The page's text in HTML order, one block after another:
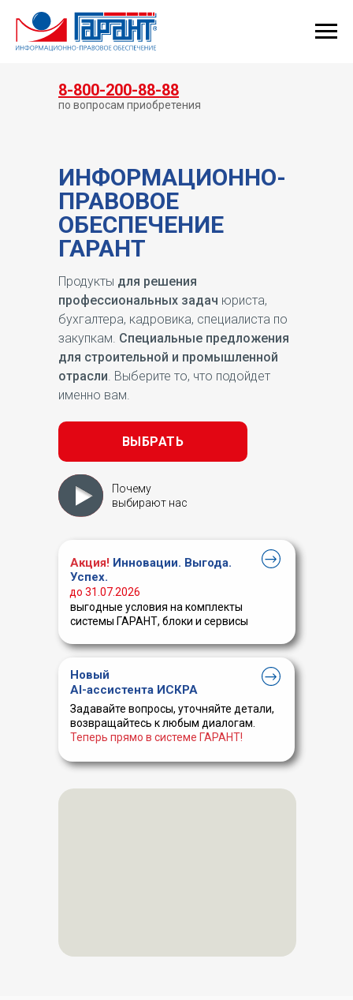
ИНФОРМАЦИОННО-
ПРАВОВОЕ
ОБЕСПЕЧЕНИЕ
ГАРАНТ
Продукты для решения
профессиональных задач юриста,
бухгалтера, кадровика, специалиста по
закупкам. Специальные предложения
для строительной и промышленной
отрасли. Выберите то, что подойдет
именно вам.
ВЫБРАТЬ
Почему
выбирают нас
Акция! Инновации. Выгода.
Успех.
выгодные условия на комплекты
системы ГАРАНТ, блоки и сервисы
до 31.07.2026
8-800-200-88-88
по вопросам приобретения
Новый
AI-ассистента ИСКРА
Задавайте вопросы, уточняйте детали,
возвращайтесь к любым диалогам.
Теперь прямо в системе ГАРАНТ!